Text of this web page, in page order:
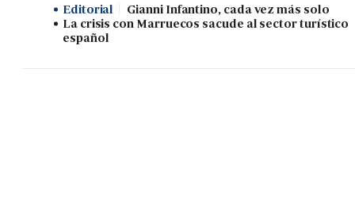
Editorial
Gianni Infantino, cada vez más solo
La crisis con Marruecos sacude al sector turístico
español